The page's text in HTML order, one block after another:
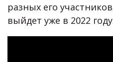
разных его
выйдет уже в 2022